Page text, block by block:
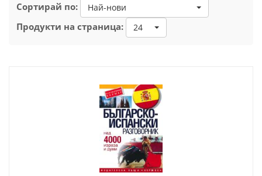
Сортирай по: Най-нови
Продукти на страница: 24